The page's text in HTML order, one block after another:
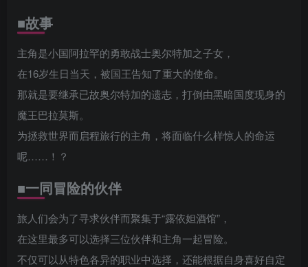
■故事
主角是小国阿拉罕的勇敢战士奥尔特加之子女，
在16岁生日当天，被国王告知了重大的使命。
那就是要继承已故奥尔特加的遗志，打倒由黑暗国度现身的
魔王巴拉莫斯。
为拯救世界而启程旅行的主角，将面临什么样惊人的命运
呢……！？
■一同冒险的伙伴
旅人们会为了寻求伙伴而聚集于“露依妲酒馆”，
在这里最多可以选择三位伙伴和主角一起冒险。
不仅可以从特色各异的职业中选择，还能根据自身喜好自定